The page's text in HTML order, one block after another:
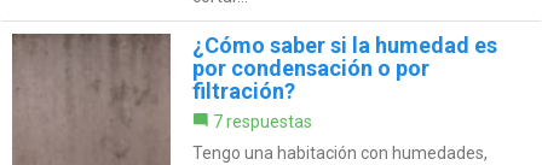
¿Cómo saber si la humedad es
por condensación o por
filtración?
7 respuestas
Tengo una habitación con humedades,